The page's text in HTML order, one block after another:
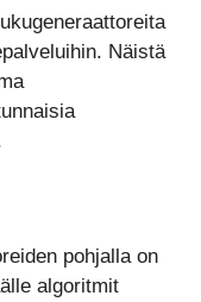
Näistä
pohjalla on
algoritmit